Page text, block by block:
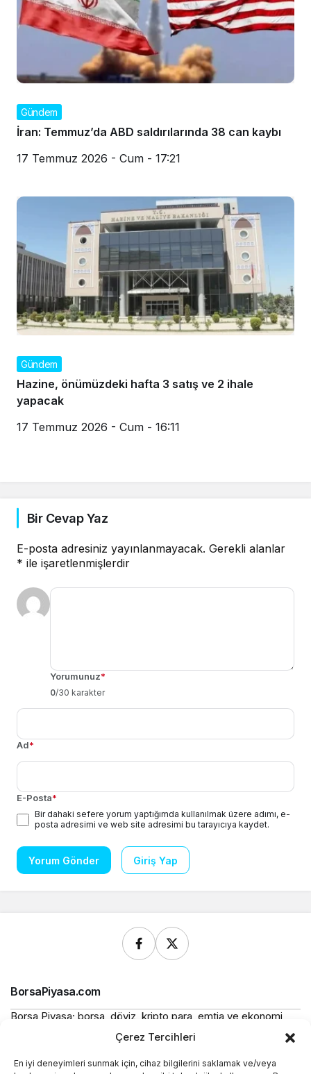
Çerez Tercihleri
En iyi deneyimleri sunmak için, cihaz bilgilerini saklamak ve/veya
Gündem
İran: Temmuz’da ABD saldırılarında 38 can kaybı
17 Temmuz 2026 - Cum - 17:21
Gündem
Hazine, önümüzdeki hafta 3 satış ve 2 ihale
yapacak
17 Temmuz 2026 - Cum - 16:11
Bir Cevap Yaz
E-posta adresiniz yayınlanmayacak. Gerekli alanlar
* ile işaretlenmişlerdir
Yorumunuz*
0/30 karakter
Ad*
E-Posta*
Bir dahaki sefere yorum yaptığımda kullanılmak üzere adımı, e-
posta adresimi ve web site adresimi bu tarayıcıya kaydet.
Yorum Gönder Giriş Yap
BorsaPiyasa.com
Borsa Piyasa; borsa, döviz, kripto para, emtia ve ekonomi
alanlarında güncel haberler, piyasa verileri ve bilgilendirici
içerikler sunan bağımsız bir dijital yayın platformudur.
Bu sitede yer alan içerikler bilgilendirme amaçlıdır ve